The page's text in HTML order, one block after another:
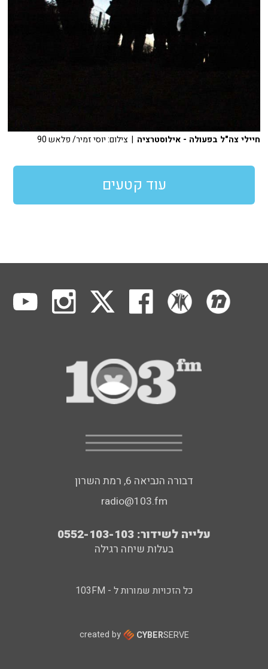
חיילי צה"ל בפעולה - אילוסטרציה | צילום: יוסי זמיר/ פלאש 90
עוד קטעים
דבורה הנביאה 6, רמת השרון
radio@103.fm
עלייה לשידור: 0552-103-103
בעלות שיחה רגילה
כל הזכויות שמורות ל - 103FM
created by CYBERSERVE